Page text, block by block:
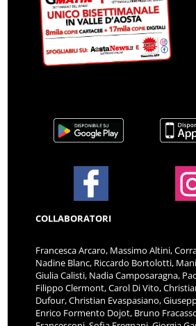
COLLABORATORI
Francesca Arcaro, Massimo Altini,
Nadine Blanc, Riccardo Bortolotti,
Giulia Calisti, Nadia Camposaragna,
Filippo Clermont, Carol Di Vito,
Dufour, Christian Evaspasiano,
Enrico Formento Dojot, Bruno